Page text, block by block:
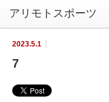
2023.5.1
7